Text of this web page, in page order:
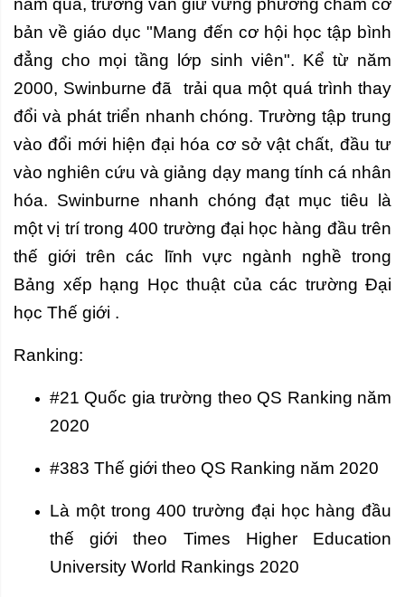
năm qua, trường vẫn giữ vững phương châm cơ
bản về giáo dục "Mang đến cơ hội học tập bình
đẳng cho mọi tầng lớp sinh viên". Kể từ năm
2000, Swinburne đã trải qua một quá trình thay
đổi và phát triển nhanh chóng. Trường tập trung
vào đổi mới hiện đại hóa cơ sở vật chất, đầu tư
vào nghiên cứu và giảng dạy mang tính cá nhân
hóa. Swinburne nhanh chóng đạt mục tiêu là
một vị trí trong 400 trường đại học hàng đầu trên
thế giới trên các lĩnh vực ngành nghề trong
Bảng xếp hạng Học thuật của các trường Đại
học Thế giới .
Ranking:
#21 Quốc gia trường theo QS Ranking năm
2020
#383 Thế giới theo QS Ranking năm 2020
Là một trong 400 trường đại học hàng đầu
thế giới theo Times Higher Education
University World Rankings 2020